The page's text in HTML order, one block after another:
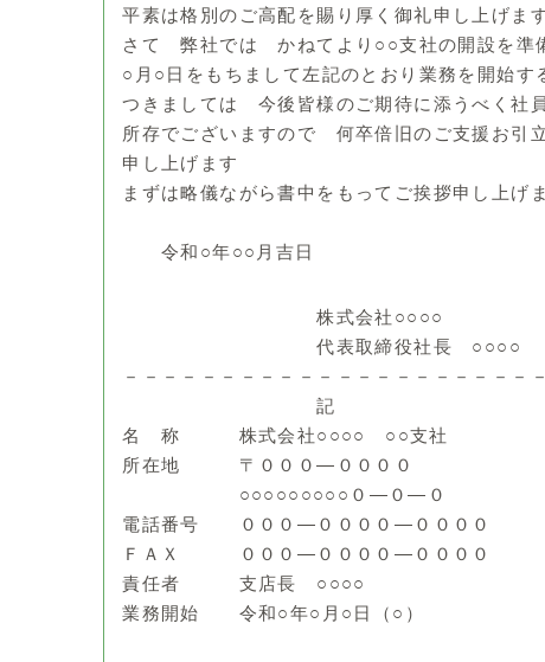
平素は格別のご高配を賜り厚く御礼申し上げま
さて 弊社では かねてより○○支社の開設を準
○月○日をもちまして左記のとおり業務を開始す
つきましては 今後皆様のご期待に添うべく社
所存でございますので 何卒倍旧のご支援お引
申し上げます
まずは略儀ながら書中をもってご挨拶申し上げ
謹
令和○年○○月吉日
株式会社○○○○
代表取締役社長 ○○○○
－－－－－－－－－－－－－－－－－－－－－
記
名 称 株式会社○○○○ ○○支社
所在地 〒０００―００００
○○○○○○○○○０―０―０
電話番号 ０００―００００―００００
ＦＡＸ ０００―００００―００００
責任者 支店長 ○○○○
業務開始 令和○年○月○日（○）